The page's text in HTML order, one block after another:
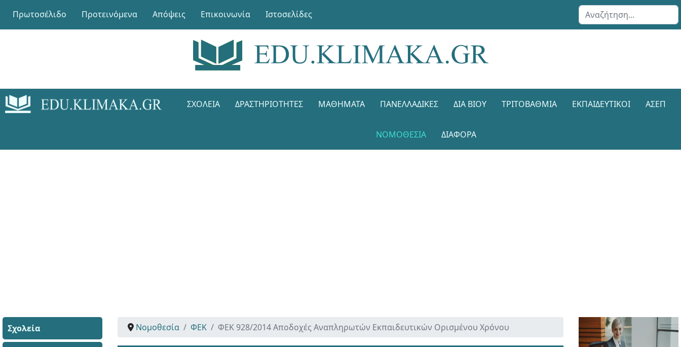
Πρωτοσέλιδο Προτεινόμενα Απόψεις Επικοινωνία Ιστοσελίδες Αναζήτηση...
ΣΧΟΛΕΊΑ ΔΡΑΣΤΗΡΙΌΤΗΤΕΣ ΜΑΘΉΜΑΤΑ ΠΑΝΕΛΛΑΔΙΚΈΣ ΔΙΑ ΒΊΟΥ ΤΡΙΤΟΒΆΘΜΙΑ ΕΚΠΑΙΔΕΥΤΙΚΟΊ ΑΣΕΠ
ΝΟΜΟΘΕΣΊΑ ΔΙΑΦΟΡΑ
Σχολεία Νομοθεσία ΦΕΚ ΦΕΚ 928/2014 Αποδοχές Αναπληρωτών Εκπαιδευτικών Ορισμένου Χρόνου